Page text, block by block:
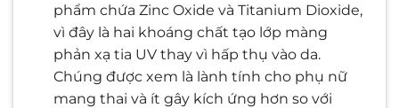
phẩm chứa Zinc Oxide và Titanium Dioxide,
vì đây là hai khoáng chất tạo lớp màng
phản xạ tia UV thay vì hấp thụ vào da.
Chúng được xem là lành tính cho phụ nữ
mang thai và ít gây kích ứng hơn so với